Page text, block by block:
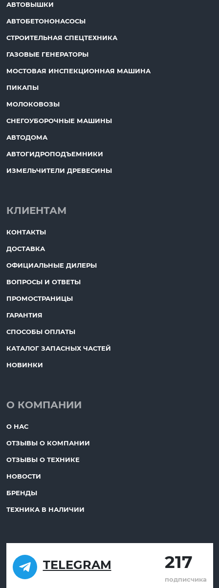
АВТОВЫШКИ
АВТОБЕТОНОНАСОСЫ
СТРОИТЕЛЬНАЯ СПЕЦТЕХНИКА
ГАЗОВЫЕ ГЕНЕРАТОРЫ
МОСТОВАЯ ИНСПЕКЦИОННАЯ МАШИНА
ПИКАПЫ
МОЛОКОВОЗЫ
СНЕГОУБОРОЧНЫЕ МАШИНЫ
АВТОДОМА
АВТОГИДРОПОДЪЕМНИКИ
ИЗМЕЛЬЧИТЕЛИ ДРЕВЕСИНЫ
КЛИЕНТАМ
КОНТАКТЫ
ДОСТАВКА
ОФИЦИАЛЬНЫЕ ДИЛЕРЫ
ВОПРОСЫ И ОТВЕТЫ
ПРОМОСТРАНИЦЫ
ГАРАНТИЯ
СПОСОБЫ ОПЛАТЫ
КАТАЛОГ ЗАПАСНЫХ ЧАСТЕЙ
НОВИНКИ
О КОМПАНИИ
О НАС
ОТЗЫВЫ О КОМПАНИИ
ОТЗЫВЫ О ТЕХНИКЕ
НОВОСТИ
БРЕНДЫ
ТЕХНИКА В НАЛИЧИИ
TELEGRAM 217
подписчика